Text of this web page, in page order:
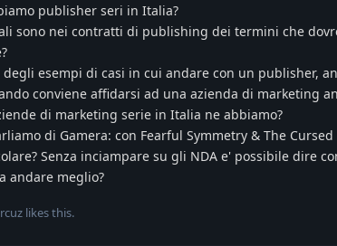
publisher seri in Italia?
sono nei contratti di publishing dei termini che
degli esempi di casi in cui andare con un publisher,
conviene affidarsi ad una azienda di marketing
di marketing serie in Italia ne abbiamo?
di Gamera: con Fearful Symmetry & The
Senza inciampare su gli NDA e' possibile dire
andare meglio?
likes this.